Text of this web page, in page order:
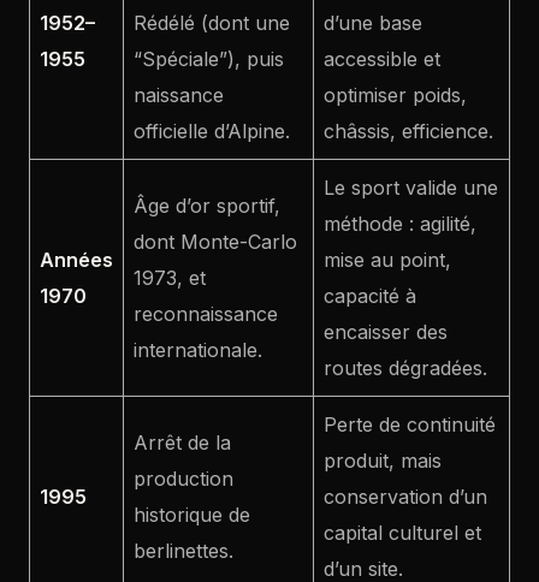
1952–
1955
Rédélé (dont une
“Spéciale”), puis
naissance
officielle d’Alpine.
d’une base
accessible et
optimiser poids,
châssis, efficience.
Années
1970
Âge d’or sportif,
dont Monte-Carlo
1973, et
reconnaissance
internationale.
Le sport valide une
méthode : agilité,
mise au point,
capacité à
encaisser des
routes dégradées.
1995
Arrêt de la
production
historique de
berlinettes.
Perte de continuité
produit, mais
conservation d’un
capital culturel et
d’un site.